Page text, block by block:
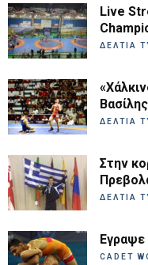
Live
ΔΕΛΤΙΑ
ΔΕΛΤΙΑ
Στην
ΔΕΛΤΙΑ
Εγραψε
CADET